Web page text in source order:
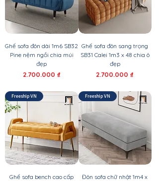
Ghế sofa đôn dài 1m6 SB32
Pine nệm ngồi chia múi
đẹp
Giá
2.700.000 ₫
Ghế sofa đôn sang trọng
SB31 Calei 1m3 x 48 chia ô
đẹp
Giá
2.700.000 ₫
Freeship VN
Ghế sofa bench cao cấp
Freeship VN
Đôn sofa chữ nhật 1m4 x